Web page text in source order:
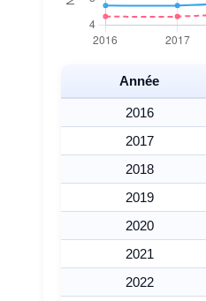
Année
2016
2017
2018
2019
2020
2021
2022